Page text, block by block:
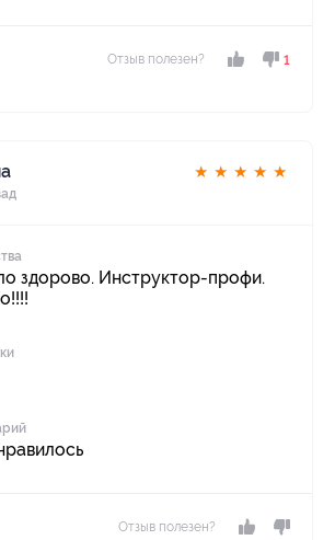
Отзыв полезен? 1
★ ★ ★ ★ ★
здорово. Инструктор-профи.
Отзыв полезен?